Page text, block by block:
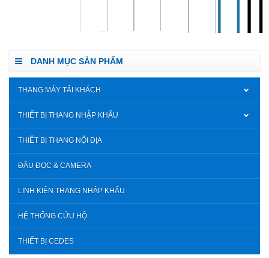
DANH MỤC SẢN PHẨM
THANG MÁY TẢI KHÁCH
THIẾT BỊ THANG NHẬP KHẨU
THIẾT BỊ THANG NỘI ĐỊA
ĐẦU ĐỌC & CAMERA
LINH KIỆN THANG NHẬP KHẨU
HỆ THỐNG CỨU HỘ
THIẾT BỊ CEDES